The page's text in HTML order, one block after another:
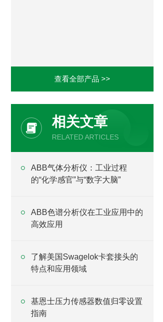
查看全部产品 >>
相关文章
RELATED ARTICLES
ABB气体分析仪：工业过程
的“化学感官”与“数字大脑”
ABB色谱分析仪在工业应用中的
高效应用
了解美国Swagelok卡套接头的
特点和应用领域
基恩士压力传感器数值归零设置
指南